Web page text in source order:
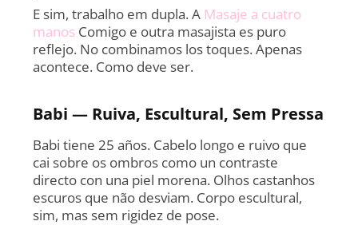
E sim, trabalho em dupla. A Masaje a cuatro
manos Comigo e outra masajista es puro
reflejo. No combinamos los toques. Apenas
acontece. Como deve ser.
Babi — Ruiva, Escultural, Sem Pressa
Babi tiene 25 años. Cabelo longo e ruivo que
cai sobre os ombros como un contraste
directo con una piel morena. Olhos castanhos
escuros que não desviam. Corpo escultural,
sim, mas sem rigidez de pose.